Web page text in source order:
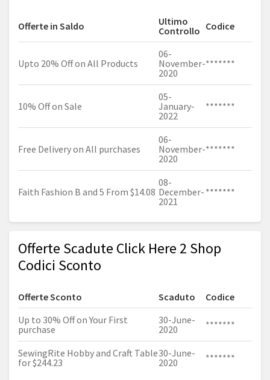
Offerte in Saldo
Ultimo
Controllo Codice
Upto 20% Off on All Products
06-
November-
2020
*******
10% Off on Sale
05-
January-
2022
*******
Free Delivery on All purchases
06-
November-
2020
*******
Faith Fashion B and 5 From $14.08
08-
December-
2021
*******
Offerte Scadute Click Here 2 Shop
Codici Sconto
Offerte Sconto Scaduto
Codice
Up to 30% Off on Your First
purchase
30-June-
2020
*******
SewingRite Hobby and Craft Table
for $244.23
30-June-
2020
*******